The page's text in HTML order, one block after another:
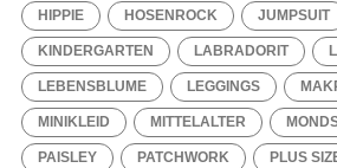
HIPPIE HOSENROCK JUMPSUIT
KINDERGARTEN LABRADORIT
LEBENSBLUME LEGGINGS
MINIKLEID MITTELALTER
PAISLEY PATCHWORK PLUS